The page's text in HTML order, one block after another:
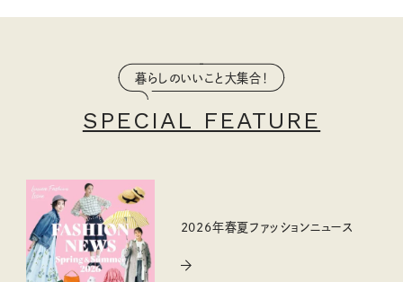
暮らしのいいこと大集合！
SPECIAL FEATURE
2026年春夏ファッションニュース